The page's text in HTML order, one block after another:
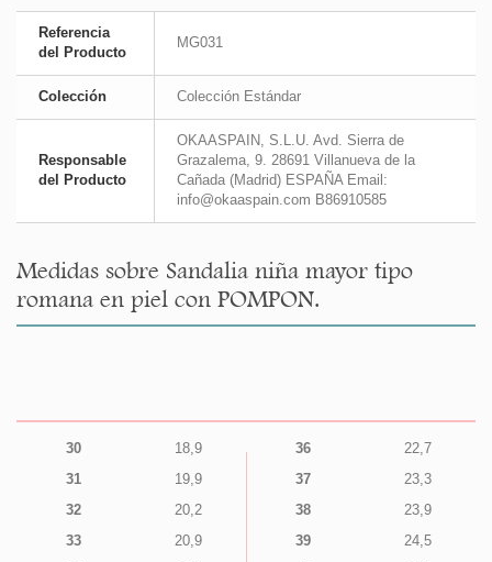
Referencia
del Producto
MG031
Colección Colección Estándar
Responsable
del Producto
OKAASPAIN, S.L.U. Avd. Sierra de
Grazalema, 9. 28691 Villanueva de la
Cañada (Madrid) ESPAÑA Email:
info@okaaspain.com B86910585
Medidas sobre Sandalia niña mayor tipo
romana en piel con POMPON.
30
18,9
31
19,9
32
20,2
33
20,9
36
22,7
37
23,3
38
23,9
39
24,5